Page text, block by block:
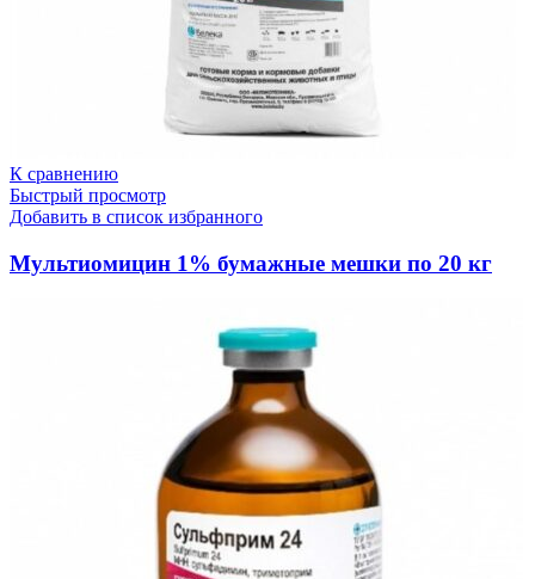
К сравнению
Быстрый просмотр
Добавить в список избранного
Мультиомицин 1% бумажные мешки по 20 кг